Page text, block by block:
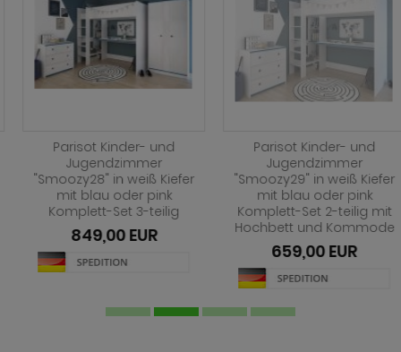
Parisot Kinder- und
Jugendzimmer
"Smoozy28" in weiß Kiefer
mit blau oder pink
Komplett-Set 3-teilig
849,00 EUR
Parisot Kinder- und
Jugendzimmer
"Smoozy29" in weiß Kiefer
mit blau oder pink
Komplett-Set 2-teilig mit
Hochbett und Kommode
659,00 EUR